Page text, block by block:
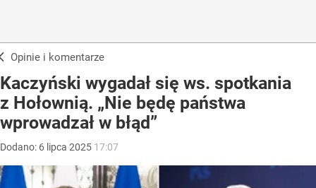
Opinie i komentarze
Kaczyński wygadał się ws. spotkania
z Hołownią. „Nie będę państwa
wprowadzał w błąd”
Dodano: 6 lipca 2025 17:07